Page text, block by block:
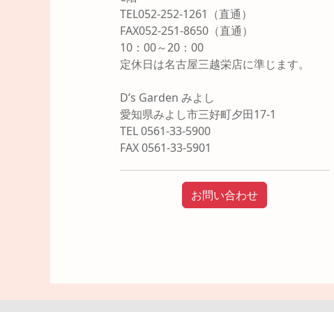
TEL052-252-1261（直通）
FAX052-251-8650（直通）
10：00～20：00
定休日は名古屋三越栄店に準じます。
D’s Garden みよし
愛知県みよし市三好町夕田17-1
TEL 0561-33-5900
FAX 0561-33-5901
お問い合わせ